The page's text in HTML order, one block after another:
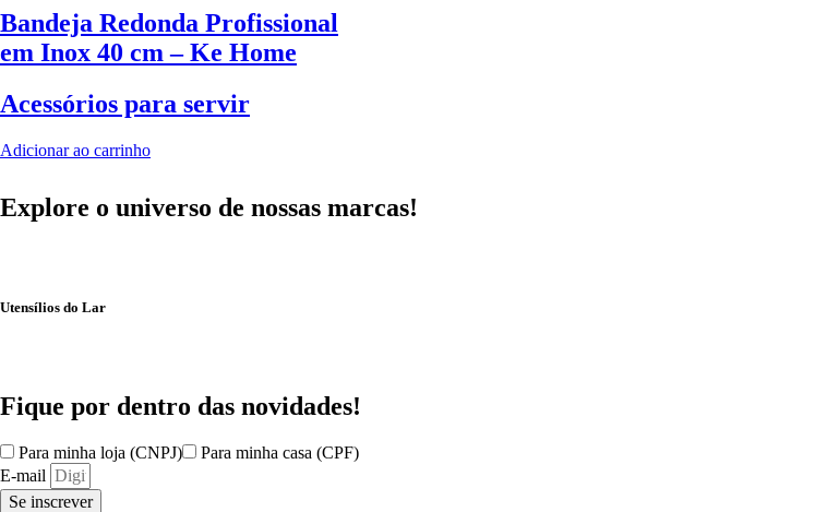
Bandeja Redonda Profissional
em Inox 40 cm – Ke Home
Acessórios para servir
Adicionar ao carrinho
Explore o universo de nossas marcas!
Utensílios do Lar
Fique por dentro das novidades!
Para minha loja (CNPJ)
Para minha casa (CPF)
E-mail
Se inscrever